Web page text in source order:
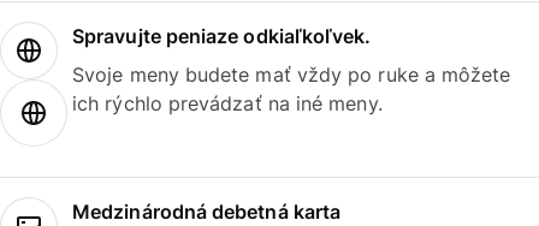
Spravujte peniaze odkiaľkoľvek.
Svoje meny budete mať vždy po ruke a môžete
ich rýchlo prevádzať na iné meny.
Medzinárodná debetná karta